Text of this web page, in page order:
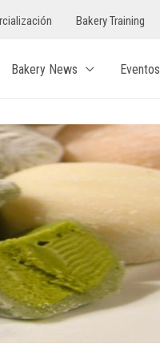
Bakery Training
Bakery News Eventos